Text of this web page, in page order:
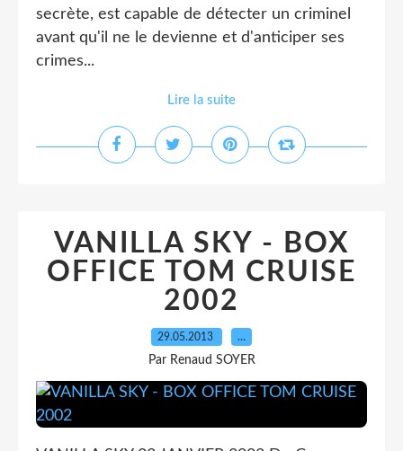
secrète, est capable de détecter un criminel
avant qu'il ne le devienne et d'anticiper ses
crimes...
Lire la suite
VANILLA SKY - BOX
OFFICE TOM CRUISE
2002
29.05.2013 …
Par Renaud SOYER